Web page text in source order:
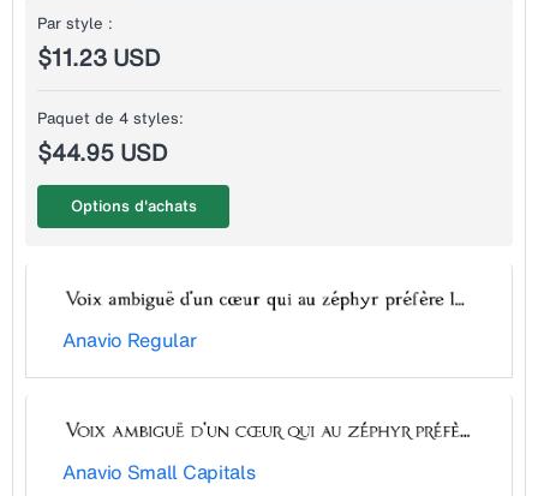
Anavio Regular
Anavio Small Capitals
Par style :
$11.23 USD
Paquet de 4 styles:
$44.95 USD
Options d'achats